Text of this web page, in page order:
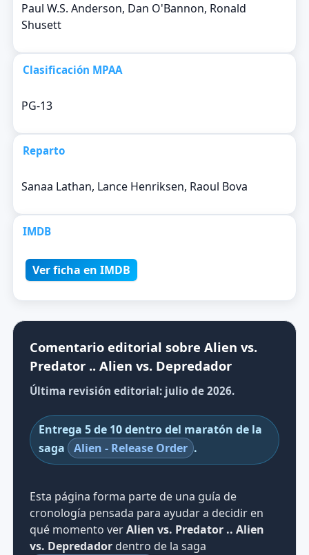
Paul W.S. Anderson, Dan O'Bannon, Ronald
Shusett
Clasificación MPAA
PG-13
Reparto
Sanaa Lathan, Lance Henriksen, Raoul Bova
IMDB
Ver ficha en IMDB
Comentario editorial sobre Alien vs.
Predator .. Alien vs. Depredador
Última revisión editorial: julio de 2026.
Entrega 5 de 10 dentro del maratón de la
saga
Alien - Release Order .
Esta página forma parte de una guía de
cronología pensada para ayudar a decidir en
qué momento verAlien vs. Predator .. Alien
vs. Depredadordentro de la saga